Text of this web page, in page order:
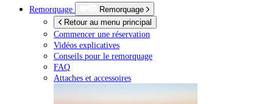
Remorquage
Remorquage
Retour au menu principal
Commencer une réservation
Vidéos explicatives
Conseils pour le remorquage
FAQ
Attaches et accessoires